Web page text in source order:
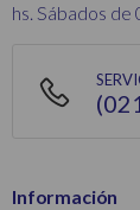
hs. Sábados de
Información